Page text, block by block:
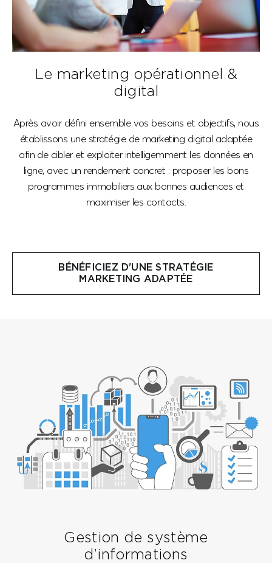
Le marketing opérationnel &
digital
Après avoir défini ensemble vos besoins et objectifs, nous
établissons une stratégie de marketing digital adaptée
afin de cibler et exploiter intelligemment les données en
ligne, avec un rendement concret : proposer les bons
programmes immobiliers aux bonnes audiences et
maximiser les contacts.
BÉNÉFICIEZ D'UNE STRATÉGIE
MARKETING ADAPTÉE
Gestion de système
d’informations